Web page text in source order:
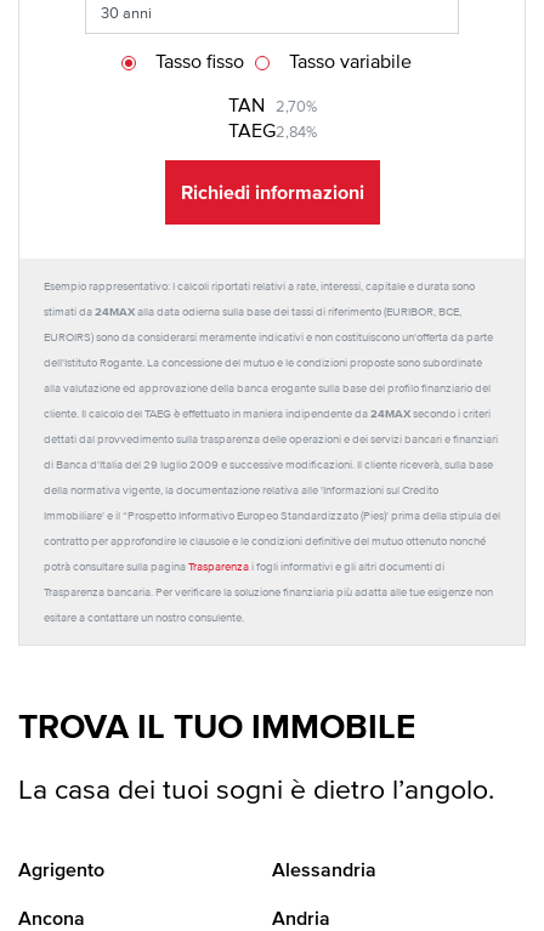
TAN 2,70%
TAEG2,84%
Tasso fisso Tasso variabile
Richiedi informazioni
Esempio rappresentativo: I calcoli riportati relativi a rate, interessi, capitale e durata sono
stimati da 24MAX alla data odierna sulla base dei tassi di riferimento (EURIBOR, BCE,
EUROIRS) sono da considerarsi meramente indicativi e non costituiscono un'offerta da parte
dell'Istituto Rogante. La concessione del mutuo e le condizioni proposte sono subordinate
alla valutazione ed approvazione della banca erogante sulla base del profilo finanziario del
cliente. Il calcolo del TAEG è effettuato in maniera indipendente da 24MAX secondo i criteri
dettati dal provvedimento sulla trasparenza delle operazioni e dei servizi bancari e finanziari
di Banca d'Italia del 29 luglio 2009 e successive modificazioni. Il cliente riceverà, sulla base
della normativa vigente, la documentazione relativa alle 'Informazioni sul Credito
Immobiliare' e il “Prospetto Informativo Europeo Standardizzato (Pies)' prima della stipula del
contratto per approfondire le clausole e le condizioni definitive del mutuo ottenuto nonché
potrà consultare sulla pagina Trasparenza i fogli informativi e gli altri documenti di
Trasparenza bancaria. Per verificare la soluzione finanziaria più adatta alle tue esigenze non
esitare a contattare un nostro consulente.
TROVA IL TUO IMMOBILE
La casa dei tuoi sogni è dietro l’angolo.
Agrigento Alessandria
Ancona Andria